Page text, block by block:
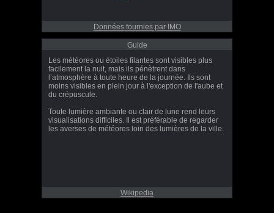
Données fournies par IMO
Guide
Les météores ou étoiles filantes sont visibles plus
facilement la nuit, mais ils pénètrent dans
l’atmosphère à toute heure de la journée. Ils sont
moins visibles en plein jour à l'exception de l'aube et
du crépuscule.
Toute lumière ambiante ou clair de lune rend leurs
visualisations difficiles. Il est préférable de regarder
les averses de météores loin des lumières de la ville.
Wikipedia